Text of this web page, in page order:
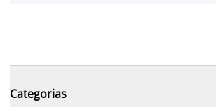
Categorias